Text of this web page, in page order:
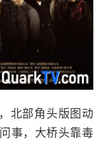
北部角头版图动
事，大桥头靠毒